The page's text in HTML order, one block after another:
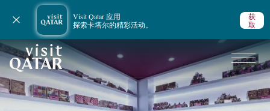
Visit Qatar 应用
探索卡塔尔的精彩活动。
获
取
关闭通知
VisitQatar 首页